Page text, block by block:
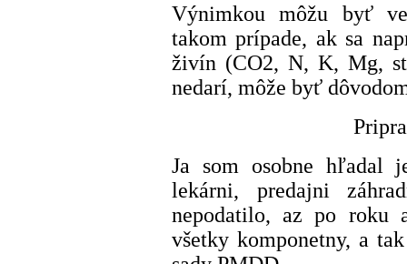
Výnimkou môžu byť
takom prípade, ak sa
živín (CO2, N, K, Mg,
nedarí, môže byť
Ja som osobne hľadal
lekárni, predajni
nepodatilo, az po roku
všetky komponetny, a